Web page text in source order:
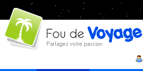
Fou devoyage